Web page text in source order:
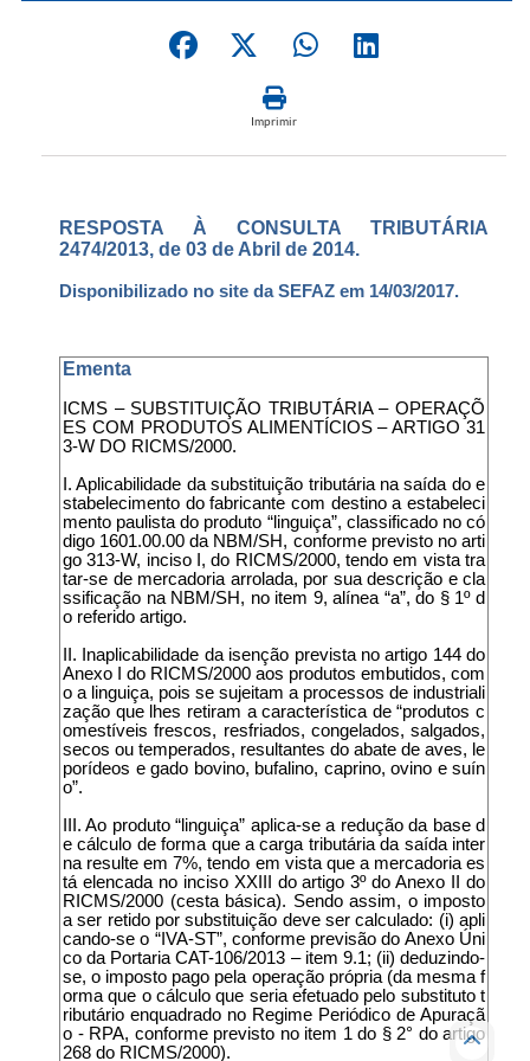
Imprimir
RESPOSTA À CONSULTA TRIBUTÁRIA
2474/2013, de 03 de Abril de 2014.
Disponibilizado no site da SEFAZ em 14/03/2017.
Ementa
ICMS – SUBSTITUIÇÃO TRIBUTÁRIA – OPERAÇÕ
ES COM PRODUTOS ALIMENTÍCIOS – ARTIGO 31
3-W DO RICMS/2000.
I. Aplicabilidade da substituição tributária na saída do e
stabelecimento do fabricante com destino a estabeleci
mento paulista do produto “linguiça”, classificado no có
digo 1601.00.00 da NBM/SH, conforme previsto no arti
go 313-W, inciso I, do RICMS/2000, tendo em vista tra
tar-se de mercadoria arrolada, por sua descrição e cla
ssificação na NBM/SH, no item 9, alínea “a”, do § 1º d
o referido artigo.
II. Inaplicabilidade da isenção prevista no artigo 144 do
Anexo I do RICMS/2000 aos produtos embutidos, com
o a linguiça, pois se sujeitam a processos de industriali
zação que lhes retiram a característica de “produtos c
omestíveis frescos, resfriados, congelados, salgados,
secos ou temperados, resultantes do abate de aves, le
porídeos e gado bovino, bufalino, caprino, ovino e suín
o”.
III. Ao produto “linguiça” aplica-se a redução da base d
e cálculo de forma que a carga tributária da saída inter
na resulte em 7%, tendo em vista que a mercadoria es
tá elencada no inciso XXIII do artigo 3º do Anexo II do
RICMS/2000 (cesta básica). Sendo assim, o imposto
a ser retido por substituição deve ser calculado: (i) apli
cando-se o “IVA-ST”, conforme previsão do Anexo Úni
co da Portaria CAT-106/2013 – item 9.1; (ii) deduzindo-
se, o imposto pago pela operação própria (da mesma f
orma que o cálculo que seria efetuado pelo substituto t
ributário enquadrado no Regime Periódico de Apuraçã
o - RPA, conforme previsto no item 1 do § 2° do artigo
268 do RICMS/2000).